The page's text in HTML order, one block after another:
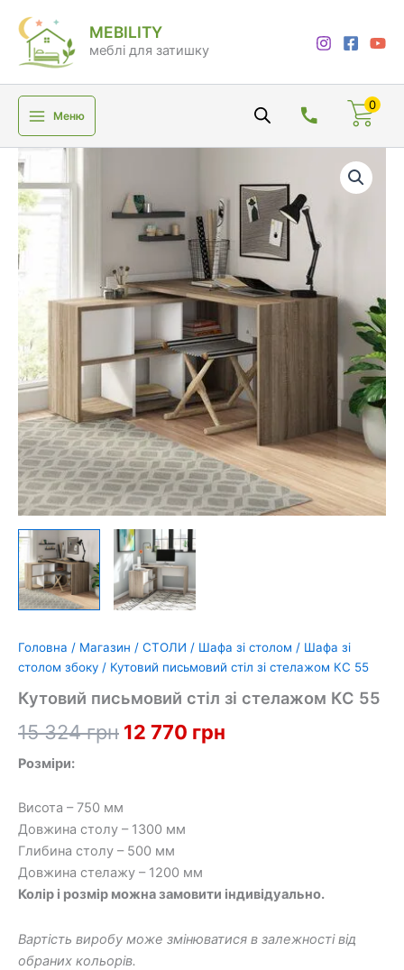
вмісту
MEBILITY
меблі для затишку
Меню
0
Головна / Магазин / СТОЛИ / Шафа зі столом / Шафа зі
столом збоку / Кутовий письмовий стіл зі стелажом КС 55
Кутовий письмовий стіл зі стелажом КС 55
15 324грн Оригінальна
324 грн.
12 770 грн
Розміри:
Висота – 750 мм
Довжина столу – 1300 мм
Глибина столу – 500 мм
Довжина стелажу – 1200 мм
Колір і розмір можна замовити індивідуально.
Вартість виробу може змінюватися в залежності від
обраних кольорів.